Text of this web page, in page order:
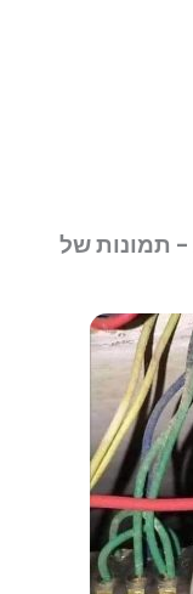
- תמונות של